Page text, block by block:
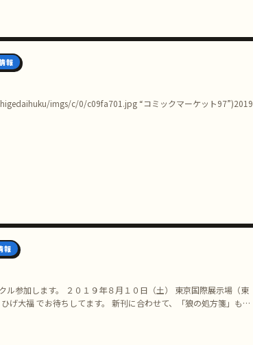
報
imgs/c/0/c09fa701.jpg “コミックマーケット97”)2019
報
ル参加します。 ２０１９年８月１０日（土） 東京国際展示場（東
げ大福 でお待ちしてます。 新刊に合わせて、「狼の処方箋」も久